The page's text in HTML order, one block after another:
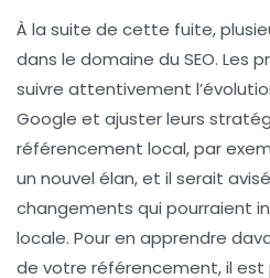
À la suite de cette fuite,
dans le domaine du SEO. Les
suivre attentivement
Google et ajuster leurs
référencement local, par
un nouvel élan, et il serait
changements qui pourraient
locale. Pour en apprendre
de votre référencement, il est